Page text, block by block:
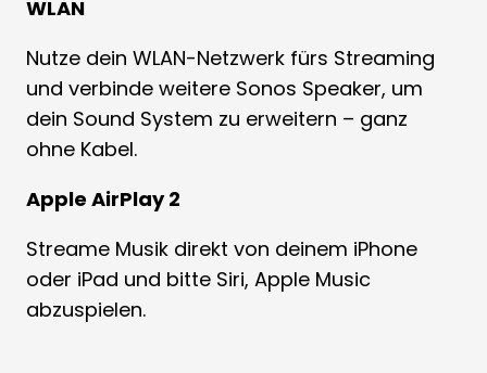
WLAN
Nutze dein WLAN-Netzwerk fürs Streaming
und verbinde weitere Sonos Speaker, um
dein Sound System zu erweitern – ganz
ohne Kabel.
Apple AirPlay 2
Streame Musik direkt von deinem iPhone
oder iPad und bitte Siri, Apple Music
abzuspielen.